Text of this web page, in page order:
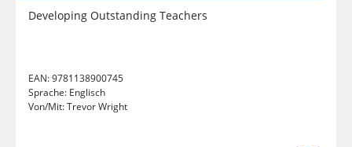
Developing Outstanding Teachers
EAN:9781138900745
Sprache: Englisch
Von/Mit:Trevor Wright